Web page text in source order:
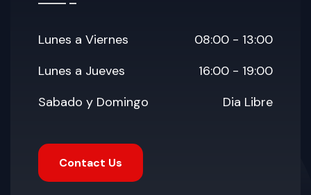
Lunes a Viernes
08:00 - 13:00
Lunes a Jueves
16:00 - 19:00
Sabado y Domingo
Dia Libre
Contact Us